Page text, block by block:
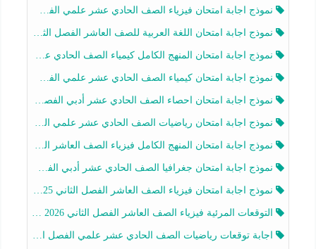
نموذج اجابة امتحان فيزياء الصف الحادي عشر علمي الفصل الثاني 2025-2026
نموذج اجابة امتحان اللغة العربية للصف العاشر الفصل الثاني 2025-2026
نموذج اجابة امتحان المنهج الكامل كيمياء الصف الحادي عشر علمي الفصل الثاني 2025-2026
نموذج اجابة امتحان كيمياء الصف الحادي عشر علمي الفصل الثاني 2025-2026
نموذج اجابة امتحان احصاء الصف الحادي عشر أدبي الفصل الثاني 2025-2026
نموذج اجابة امتحان رياضيات الصف الحادي عشر علمي الفصل الثاني 2025-2026
نموذج اجابة امتحان المنهج الكامل فيزياء الصف العاشر الفصل الثاني 2025-2026
نموذج اجابة امتحان جغرافيا الصف الحادي عشر أدبي الفصل الثاني 2025-2026
نموذج اجابة امتحان فيزياء الصف العاشر الفصل الثاني 2025-2026
التوقعات المرئية فيزياء الصف العاشر الفصل الثاني 2026 أ هيثم الليثي
اجابة توقعات رياضيات الصف الحادي عشر علمي الفصل الثاني 2025-2026 أ عمرو فايز